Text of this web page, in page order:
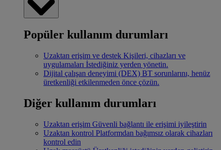
Popüler kullanım durumları
Uzaktan erişim ve destek Kişileri, cihazları ve
uygulamaları İstediğiniz yerden yönetin.
Dijital çalışan deneyimi (DEX) BT sorunlarını, henüz
üretkenliği etkilenmeden önce çözün.
Diğer kullanım durumları
Uzaktan erişim Güvenli bağlantı ile erişimi iyileştirin
Uzaktan kontrol Platformdan bağımsız olarak cihazları
kontrol edin